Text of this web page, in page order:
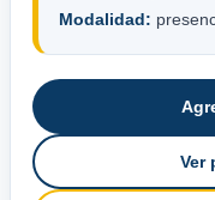
Modalidad:
Ver